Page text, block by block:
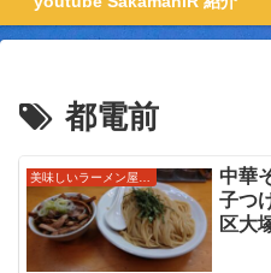
都電前
中華
子つ
区大